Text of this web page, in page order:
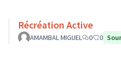
Récréation Active
AMAMBAL MIGUEL 0 0